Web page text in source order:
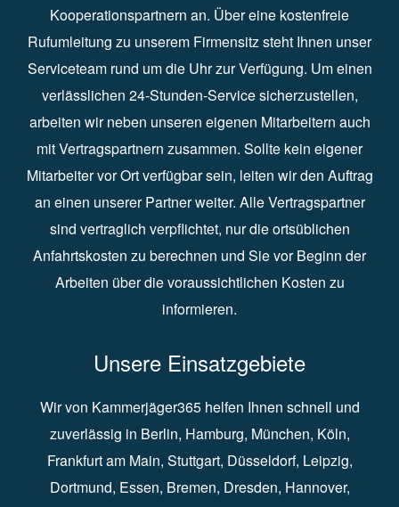
Kooperationspartnern an. Über eine kostenfreie
Rufumleitung zu unserem Firmensitz steht Ihnen unser
Serviceteam rund um die Uhr zur Verfügung. Um einen
verlässlichen 24-Stunden-Service sicherzustellen,
arbeiten wir neben unseren eigenen Mitarbeitern auch
mit Vertragspartnern zusammen. Sollte kein eigener
Mitarbeiter vor Ort verfügbar sein, leiten wir den Auftrag
an einen unserer Partner weiter. Alle Vertragspartner
sind vertraglich verpflichtet, nur die ortsüblichen
Anfahrtskosten zu berechnen und Sie vor Beginn der
Arbeiten über die voraussichtlichen Kosten zu
informieren.
Unsere Einsatzgebiete
Wir von Kammerjäger365 helfen Ihnen schnell und
zuverlässig in Berlin⁠, Hamburg⁠, München, Köln⁠,
Frankfurt am Main⁠, Stuttgart⁠, Düsseldorf⁠, Leipzig⁠,
Dortmund⁠, Essen⁠, Bremen⁠, Dresden⁠, Hannover⁠,